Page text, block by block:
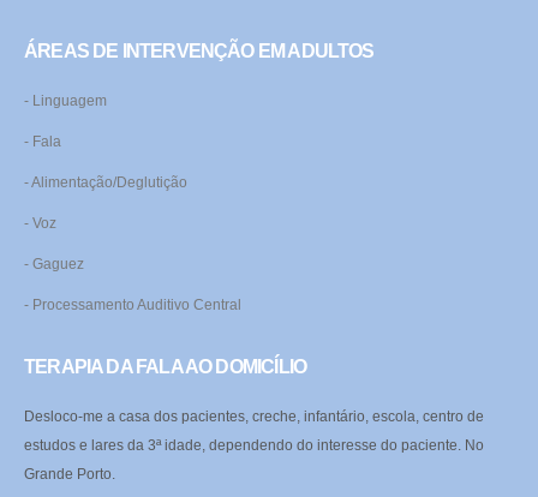
ÁREAS DE INTERVENÇÃO EM ADULTOS
- Linguagem
- Fala
- Alimentação/Deglutição
- Voz
- Gaguez
- Processamento Auditivo Central
TERAPIA DA FALA AO DOMICÍLIO
Desloco-me a casa dos pacientes, creche, infantário, escola, centro de
estudos e lares da 3ª idade, dependendo do interesse do paciente. No
Grande Porto.